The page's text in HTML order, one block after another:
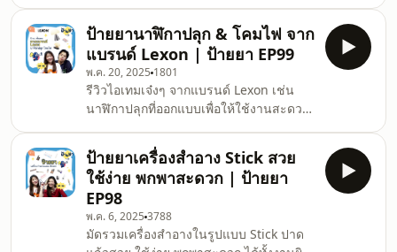
Tiktok แล้วน้า ไปฟอลกันนนน 🔥
https://www.tiktok.com/@paiya
อร่อยอยู่ได้ทั้งวัน 0:00 เปิดรายการ 0:19
ทักทาย แนะนำแขกรับเชิญ 04:34 ชาคามิ
เลีย - JIAN CHA Tea 08:03 ชานม - Avery
Wong 10:38 ชานม - CHICHA San Chen
16:00 ชาองุ่นปั่น - JIAN CHA Tea 19:22
ชาองุ่นปั่น - ME TEA 22:36 ชานมหอม
หมื่นลี้ - E'Zhen 27:48 ชาเขียวนม -
CHICHA San Chen
ป้ายยานาฬิกาปลุก & โคมไฟ จาก
แบรนด์ Lexon | ป้ายยา EP99
พ.ค. 20, 2025 1801
รีวิวไอเทมเจ๋งๆ จากแบรนด์ Lexon เช่น
นาฬิกาปลุกที่ออกแบบเพื่อให้ใช้งานสะดวก
ดีไซน์ ช่วยให้ให้ชีวิตประจำวันเราง่ายขึ้น
แน่นอน 0:00 เปิดรายการ 0:19 ทักทาย
แนะนำแขกรับเชิญ 05:09 โคมไฟ 14:20
นาฬิกาปลุก 🔥ป้ายยา by รุ่ง มี Tiktok แล้ว
น้า ไปฟอลกันนนน 🔥
https://www.tiktok.com/@paiya.byrung
ป้ายยาเครื่องสำอาง Stick สวย
ใช้ง่าย พกพาสะดวก | ป้ายยา
EP98
พ.ค. 6, 2025 3788
มัดรวมเครื่องสำอางในรูปแบบ Stick ปาด